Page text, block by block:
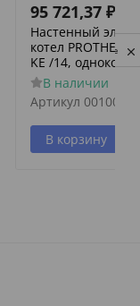
95 721,37 ₽
Настенный
котел
KE /14,
В наличии
Артикул
В корзину
Privacy notice